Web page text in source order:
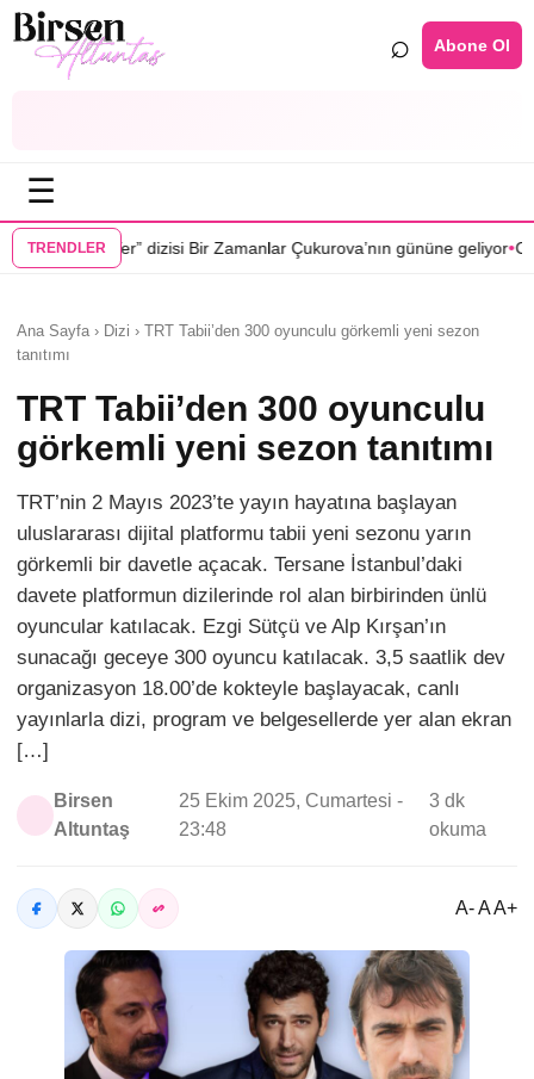
⌕ Abone Ol
☰
TRENDLER
Bir Zamanlar Çukurova’nın gününe geliyor•Cenan Çamyurdu
Ana Sayfa › Dizi › TRT Tabii’den 300 oyunculu görkemli yeni sezon
tanıtımı
TRT Tabii’den 300 oyunculu
görkemli yeni sezon tanıtımı
TRT’nin 2 Mayıs 2023’te yayın hayatına başlayan
uluslararası dijital platformu tabii yeni sezonu yarın
görkemli bir davetle açacak. Tersane İstanbul’daki
davete platformun dizilerinde rol alan birbirinden ünlü
oyuncular katılacak. Ezgi Sütçü ve Alp Kırşan’ın
sunacağı geceye 300 oyuncu katılacak. 3,5 saatlik dev
organizasyon 18.00’de kokteyle başlayacak, canlı
yayınlarla dizi, program ve belgesellerde yer alan ekran
[…]
Birsen
Altuntaş
25 Ekim 2025, Cumartesi -
23:48
3 dk
okuma
A- A A+